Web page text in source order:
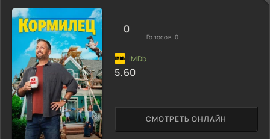
СМОТРЕТЬ ОНЛАЙН
0
Голосов: 0
5.60